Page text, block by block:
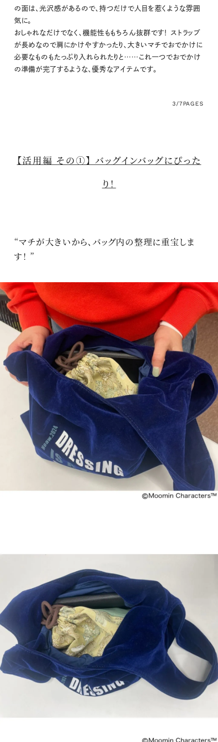
の面は、光沢感があるので、持つだけで人目を惹くような雰囲
気に。
おしゃれなだけでなく、機能性ももちろん抜群です！ ストラップ
が長めなので肩にかけやすかったり、大きいマチでおでかけに
必要なものもたっぷり入れられたりと……これ一つでおでかけ
の準備が完了するような、優秀なアイテムです。
3/7PAGES
【活用編 その①】 バッグインバッグにぴった
り！
“マチが大きいから、バッグ内の整理に重宝しま
す！ ”